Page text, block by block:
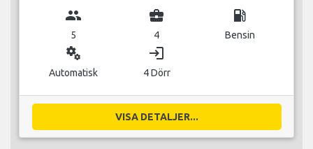
group
5
business_center
4
local_gas_station
Bensin
miscellaneous_services
Automatisk
login
4 Dörr
VISA DETALJER...